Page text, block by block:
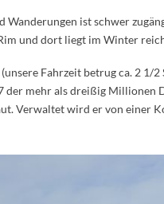
ist schwer
und dort liegt im Winter
(unsere Fahrzeit betrug ca. 2
der mehr als dreißig Millionen
Verwaltet wird er von einer